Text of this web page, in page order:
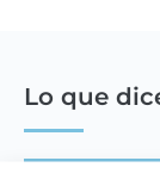
Lo que
Escribir